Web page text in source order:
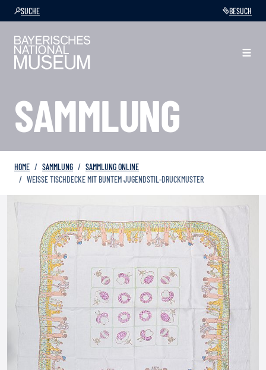
SUCHE BESUCH
SAMMLUNG
HOME SAMMLUNG
SAMMLUNG ONLINE
WEISSE TISCHDECKE MIT BUNTEM JUGENDSTIL-DRUCKMUSTER